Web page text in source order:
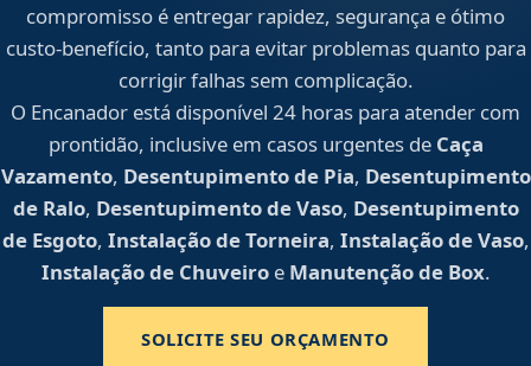
compromisso é entregar rapidez, segurança e ótimo
custo-benefício, tanto para evitar problemas quanto para
corrigir falhas sem complicação.
O Encanador está disponível 24 horas para atender com
prontidão, inclusive em casos urgentes de Caça
Vazamento, Desentupimento de Pia, Desentupimento
de Ralo, Desentupimento de Vaso, Desentupimento
de Esgoto, Instalação de Torneira, Instalação de Vaso,
Instalação de Chuveiroe Manutenção de Box.
SOLICITE SEU ORÇAMENTO